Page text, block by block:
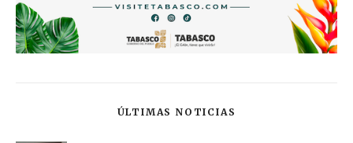
ÚLTIMAS NOTICIAS